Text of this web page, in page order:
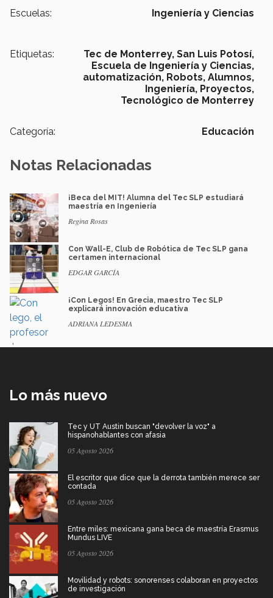
Escuelas: Ingeniería y Ciencias
Etiquetas: Tec de Monterrey, San Luis Potosí,
Escuela de Ingeniería y Ciencias,
automatización, Robots, Alumnos,
Ingeniería, Proyectos,
Tecnológico de Monterrey
Categoría: Educación
Notas Relacionadas
¡Beca del MIT! Alumna del Tec SLP estudiará
maestría en Ingeniería
Regina Rosas
Con Wall-E, Club de Robótica de Tec SLP gana
certamen internacional
EDGAR GARCÍA
¡Con Legos! En Grecia, maestro Tec SLP
explicará innovación educativa
ADRIANA LEDESMA
Lo más nuevo
Tec y UT Austin buscan "devolver la voz" a
hispanohablantes con afasia
05 Agosto 2026
El escritor que dice que la derrota también merece ser
contada
05 Agosto 2026
Entre miles: mexicana gana beca de maestría Erasmus
Mundus LIVE
05 Agosto 2026
Movilidad y robots: sonorenses colaboran en proyectos
de investigación